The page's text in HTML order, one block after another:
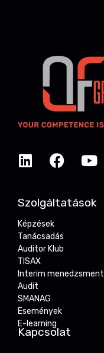
Szolgáltatások
Képzések
Tanácsadás
Auditor Klub
TISAX
Interim menedzsment
Audit
SMANAG
Események
E-learning
Kapcsolat